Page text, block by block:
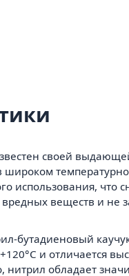
своей
использования,
веществ и
бутадиеновый
и отличается
нитрил обладает